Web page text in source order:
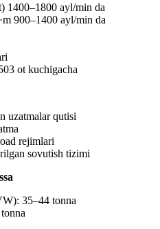
1400–1800 ayl/min da
900–1400 ayl/min da
ot kuchigacha
uzatmalar qutisi
rejimlari
sovutish tizimi
35–44 tonna